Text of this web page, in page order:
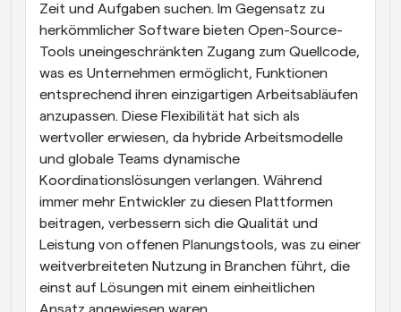
Webhooks
Erhalten Sie eine Benachrichtigung, wenn etwas
passiert
Zeit und Aufgaben suchen. Im Gegensatz zu
herkömmlicher Software bieten Open-Source-
Tools uneingeschränkten Zugang zum Quellcode,
was es Unternehmen ermöglicht, Funktionen
entsprechend ihren einzigartigen Arbeitsabläufen
anzupassen. Diese Flexibilität hat sich als
wertvoller erwiesen, da hybride Arbeitsmodelle
und globale Teams dynamische
Koordinationslösungen verlangen. Während
immer mehr Entwickler zu diesen Plattformen
beitragen, verbessern sich die Qualität und
Leistung von offenen Planungstools, was zu einer
weitverbreiteten Nutzung in Branchen führt, die
einst auf Lösungen mit einem einheitlichen